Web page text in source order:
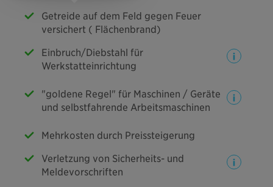
Getreide auf dem Feld gegen Feuer
versichert ( Flächenbrand)
Einbruch/Diebstahl für
Werkstatteinrichtung
"goldene Regel" für Maschinen / Geräte
und selbstfahrende Arbeitsmaschinen
Mehrkosten durch Preissteigerung
Verletzung von Sicherheits- und
Meldevorschriften